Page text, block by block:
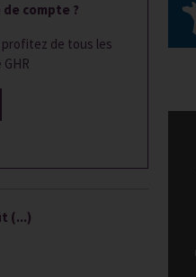
compte ?
de tous les
(...)